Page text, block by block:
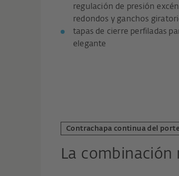
regulación de presión
redondos y ganchos
tapas de cierre perfiladas
elegante
Contrachapa continua del
La combinación